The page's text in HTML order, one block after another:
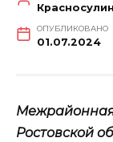
ОПУБЛИКОВАНО
01.07.2024
Ростовской